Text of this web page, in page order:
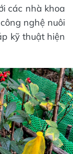
các nhà khoa
nghệ nuôi
kỹ thuật hiện